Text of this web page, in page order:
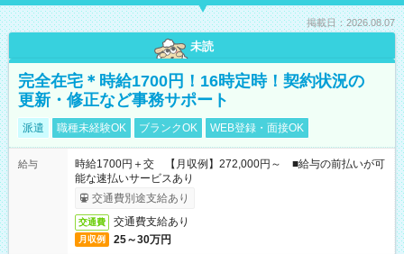
掲載日：2026.08.07
未読
完全在宅＊時給1700円！16時定時！契約状況の
更新・修正など事務サポート
派遣 職種未経験OK ブランクOK WEB登録・面接OK
給与
時給1700円＋交 【月収例】272,000円～ ■給与の前払いが可
能な速払いサービスあり
交通費別途支給あり
交通費 交通費支給あり
月収例 25～30万円